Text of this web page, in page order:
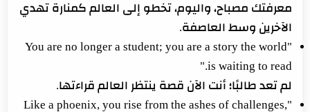
معرفتك مصباح، واليوم، تخطو إلى العالم كمنارة تهدي
الآخرين وسط العاصفة.
"You are no longer a student; you are a story the world
is waiting to read."
لم تعد طالبًا؛ أنت الآن قصة ينتظر العالم قراءتها.
"Like a phoenix, you rise from the ashes of challenges,